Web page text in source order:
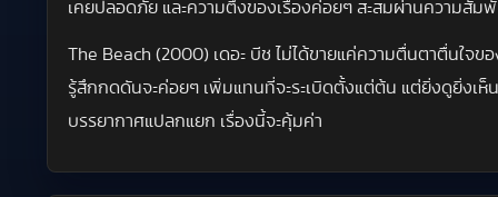
เคยปลอดภัย และความตึงของเรื่องค่อยๆ สะสมผ่านความสัม
The Beach (2000) เดอะ บีช ไม่ได้ขายแค่ความตื่นตาตื่นใจข
รู้สึกกดดันจะค่อยๆ เพิ่มแทนที่จะระเบิดตั้งแต่ต้น แต่ยิ่งดูยิ่งเ
บรรยากาศแปลกแยก เรื่องนี้จะคุ้มค่า